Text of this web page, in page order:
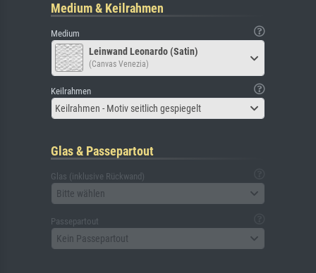
Medium & Keilrahmen
Medium
Leinwand Leonardo (Satin)
(Canvas Venezia)
Keilrahmen
Keilrahmen - Motiv seitlich gespiegelt
Glas & Passepartout
Glas (inklusive Rückwand)
Bitte wählen
Passepartout
Kein Passepartout